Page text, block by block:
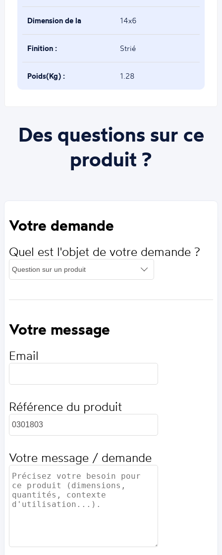
Dimension de la
base(mm) :
14x6
Finition : Strié
Poids(Kg) : 1.28
Des questions sur ce
produit ?
Votre demande
Quel est l'objet de votre demande ?
Votre message
Email
Référence du produit
Votre message / demande